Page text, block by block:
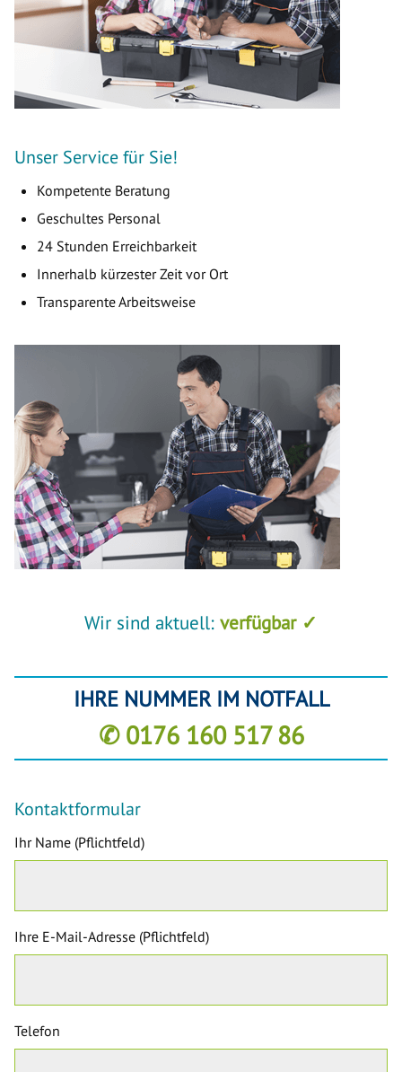
Unser Service für Sie!
Kompetente Beratung
Geschultes Personal
24 Stunden Erreichbarkeit
Innerhalb kürzester Zeit vor Ort
Transparente Arbeitsweise
Wir sind aktuell: verfügbar ✓
IHRE NUMMER IM NOTFALL
✆ 0176 160 517 86
Kontaktformular
Ihr Name (Pflichtfeld)
Ihre E-Mail-Adresse (Pflichtfeld)
Telefon